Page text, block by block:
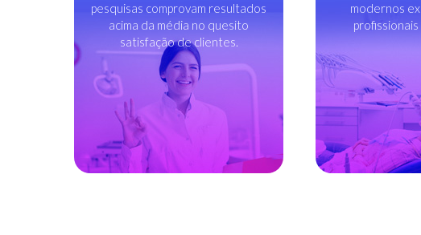
pesquisas comprovam resultados
acima da média no quesito
satisfação de clientes.
modernos